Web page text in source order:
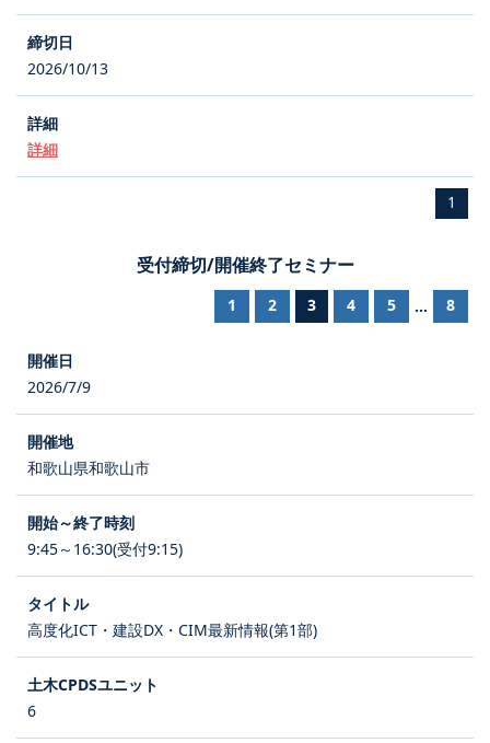
2026/10/13
詳細
1
受付締切/開催終了セミナー
1 2 3 4 5 ... 8
2026/7/9
和歌山県和歌山市
9:45～16:30(受付9:15)
高度化ICT・建設DX・CIM最新情報(第1部)
6